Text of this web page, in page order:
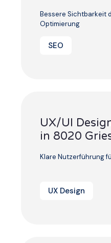
Bessere Sichtbarkeit
Optimierung
SEO
UX/UI
in 8020
Klare Nutzerführung
UX Design